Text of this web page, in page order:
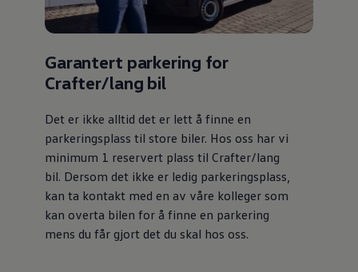
Garantert parkering for
Crafter/lang bil
Det er ikke alltid det er lett å finne en
parkeringsplass til store biler. Hos oss har vi
minimum 1 reservert plass til Crafter/lang
bil. Dersom det ikke er ledig parkeringsplass,
kan ta kontakt med en av våre kolleger som
kan overta bilen for å finne en parkering
mens du får gjort det du skal hos oss.